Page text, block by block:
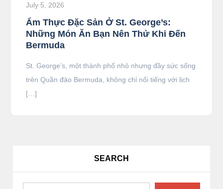
July 5, 2026
Ẩm Thực Đặc Sản Ở St. George’s:
Những Món Ăn Bạn Nên Thử Khi Đến
Bermuda
St. George’s, một thành phố nhỏ nhưng đầy sức sống
trên Quần đảo Bermuda, không chỉ nổi tiếng với lịch
[…]
SEARCH